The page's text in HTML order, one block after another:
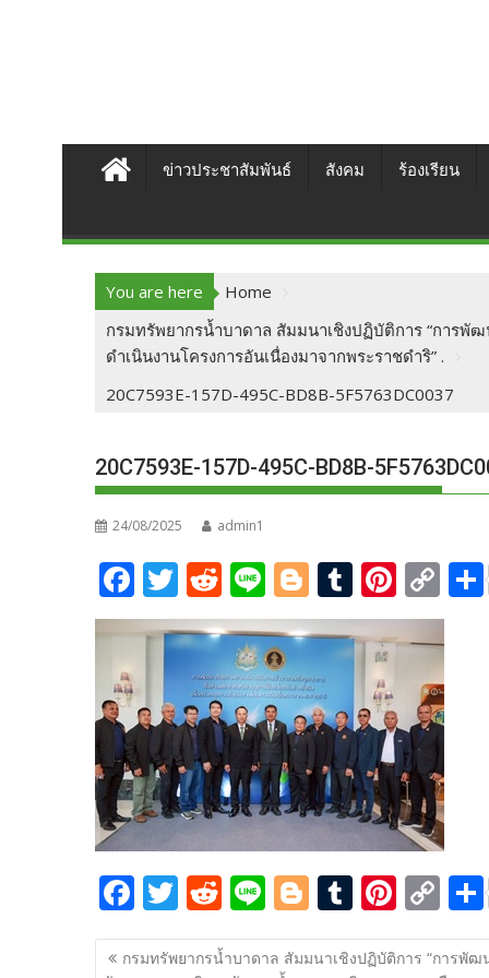
ข่าวประชาสัมพันธ์ สังคม ร้องเรียน
You are here
Home
กรมทรัพยากรน้ำบาดาล สัมมนาเชิงปฏิบัติการ “การพั
ดำเนินงานโครงการอันเนื่องมาจากพระราชดำริ” .
20C7593E-157D-495C-BD8B-5F5763DC0037
20C7593E-157D-495C-BD8B-
24/08/2025 admin1
F
ac
e
b
o
o
k
T
w
itt
er
R
e
d
di
t
Li
n
e
Bl
o
g
g
er
T
u
m
bl
r
Pi
nt
er
e
st
C
o
p
y
Li
n
k
F
ac
e
T
w
itt
R
e
d
Li
n
e
Bl
o
g
T
u
m
Pi
nt
er
C
o
p
แนะแนว
กรมทรัพยากรน้ำบาดาล สัมมนาเชิงปฏิบัติการ “การพัฒ